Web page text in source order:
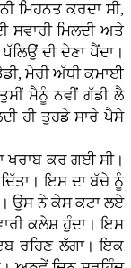
ਮਿਹਨਤ ਕਰਦਾ ਸੀ,
ਸਵਾਰੀ ਮਿਲਦੀ ਅਤੇ
ਦੀ ਦੇਣਾ ਪੈਂਦਾ।
ਮੇਰੀ ਅੱਧੀ ਕਮਾਈ
ਮੈਨੂੰ ਨਵੀਂ ਗੱਡੀ ਲੈ
ਹੀ ਤੁਹਡੇ ਸਾਰੇ ਪੈਸੇ
ਖਰਾਬ ਕਰ ਗਈ ਸੀ।
ਇਸ ਦਾ ਬੱਚੇ ਨੂੰ
ਉਸ ਨੇ ਕੇਸ ਕਟਾ ਲਏ
ਕਲੇਸ਼ ਹੁੰਦਾ। ਇਸ
ਰਹਿਣ ਲੱਗਾ। ਇਕ